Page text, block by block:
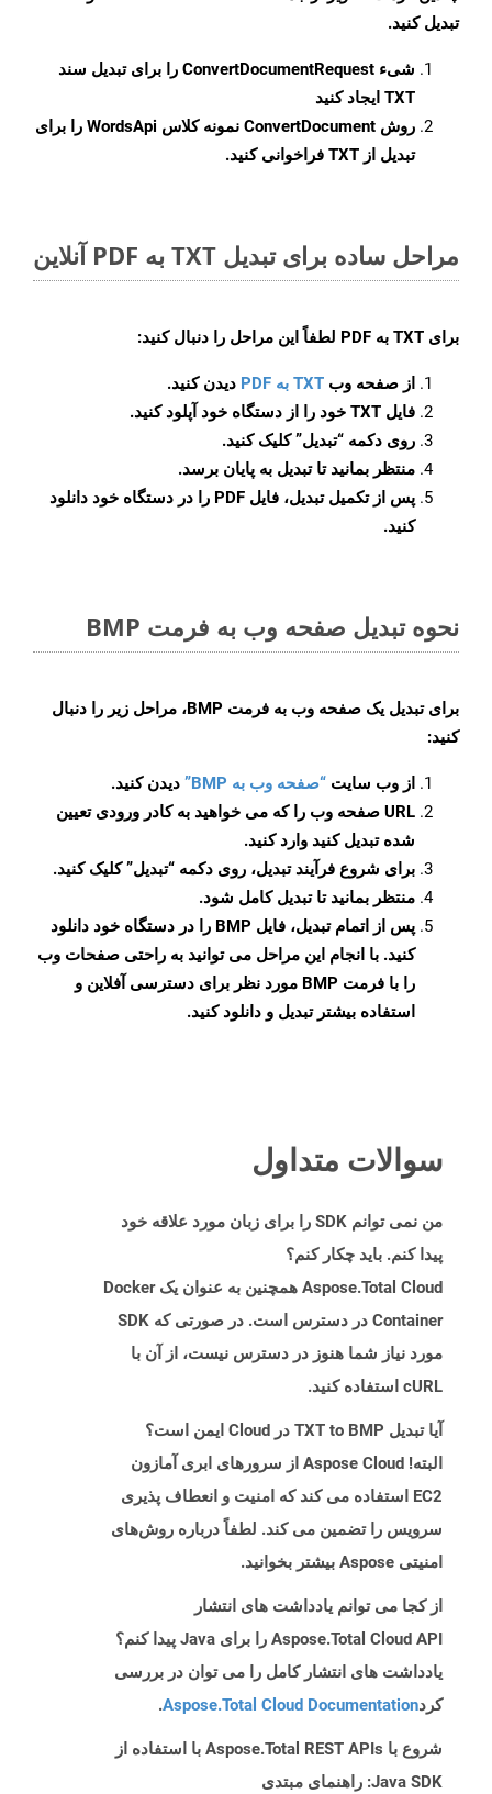
تبدیل کنید.
شیء ConvertDocumentRequest را برای تبدیل سند
TXT ایجاد کنید
روش ConvertDocument
نمونه کلاس WordsApi را برای
تبدیل از TXT فراخوانی کنید.
مراحل ساده برای تبدیل TXT به PDF آنلاین
برای TXT به PDF لطفاً این مراحل را دنبال کنید:
از صفحه وب TXT به PDF
دیدن کنید.
فایل TXT خود را از دستگاه خود آپلود کنید.
روی دکمه “تبدیل”کلیک کنید.
منتظر بمانید تا تبدیل به پایان برسد.
پس از تکمیل تبدیل، فایل PDF را در دستگاه خود دانلود
کنید.
نحوه تبدیل صفحه وب به فرمت BMP
برای تبدیل یک صفحه وب به فرمت BMP، مراحل زیر را دنبال
کنید:
از وب سایت “صفحه وب به BMP”
دیدن کنید.
URL صفحه وب را که می خواهید به کادر ورودی تعیین
شده تبدیل کنید وارد کنید.
برای شروع فرآیند تبدیل، روی دکمه “تبدیل” کلیک کنید.
منتظر بمانید تا تبدیل کامل شود.
پس از اتمام تبدیل، فایل BMP را در دستگاه خود دانلود
کنید. با انجام این مراحل می توانید به راحتی صفحات وب
را با فرمت BMP مورد نظر برای دسترسی آفلاین و
استفاده بیشتر تبدیل و دانلود کنید.
سوالات متداول
من نمی توانم SDK را برای زبان مورد علاقه خود
پیدا کنم. باید چکار کنم؟
Aspose.Total Cloud همچنین به عنوان یک Docker
Container در دسترس است. در صورتی که SDK
مورد نیاز شما هنوز در دسترس نیست، از آن با
cURL استفاده کنید.
آیا تبدیل TXT to BMP در Cloud ایمن است؟
البته! Aspose Cloud از سرورهای ابری آمازون
EC2 استفاده می کند که امنیت و انعطاف پذیری
سرویس را تضمین می کند. لطفاً درباره روش‌های
امنیتی Aspose بیشتر بخوانید.
از کجا می توانم یادداشت های انتشار
Aspose.Total Cloud API را برای Java پیدا کنم؟
یادداشت های انتشار کامل را می توان در بررسی
کردAspose.Total Cloud Documentation
.
شروع با Aspose.Total REST APIs با استفاده از
Java SDK: راهنمای مبتدی